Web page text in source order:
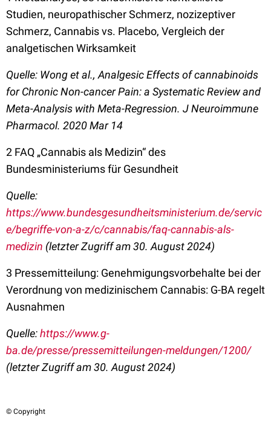
Studien, neuropathischer Schmerz, nozizeptiver
Schmerz, Cannabis vs. Placebo, Vergleich der
analgetischen Wirksamkeit
Quelle: Wong et al., Analgesic Effects of cannabinoids
for Chronic Non-cancer Pain: a Systematic Review and
Meta-Analysis with Meta-Regression. J Neuroimmune
Pharmacol. 2020 Mar 14
2 FAQ „Cannabis als Medizin“ des
Bundesministeriums für Gesundheit
Quelle:
https://www.bundesgesundheitsministerium.de/servic
e/begriffe-von-a-z/c/cannabis/faq-cannabis-als-
medizin (letzter Zugriff am 30. August 2024)
3 Pressemitteilung: Genehmigungsvorbehalte bei der
Verordnung von medizinischem Cannabis: G-BA regelt
Ausnahmen
Quelle:https://www.g-
ba.de/presse/pressemitteilungen-meldungen/1200/
(letzter Zugriff am 30. August 2024)
© Copyright